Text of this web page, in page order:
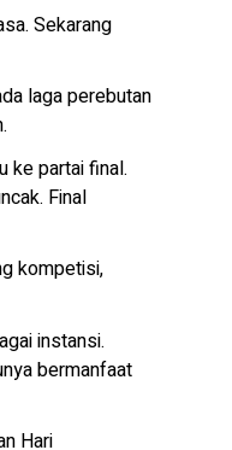
Sekarang
laga perebutan
ke partai final.
Final
kompetisi,
instansi.
bermanfaat
Hari